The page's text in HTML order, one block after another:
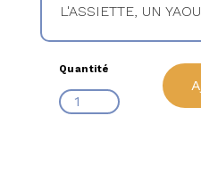
L'ASSIETTE, UN
Quantité